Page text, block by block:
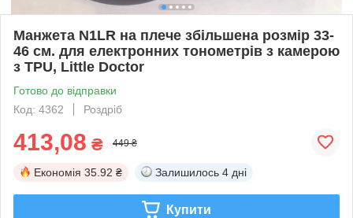
Манжета N1LR на плече збільшена розмір 33-
46 см. для електронних тонометрів з камерою
з TPU, Little Doctor
Готово до відправки
Код: 4362
Роздріб
413,08 ₴ 449 ₴
Економія 35.92 ₴ Залишилось 4 дні
Купити